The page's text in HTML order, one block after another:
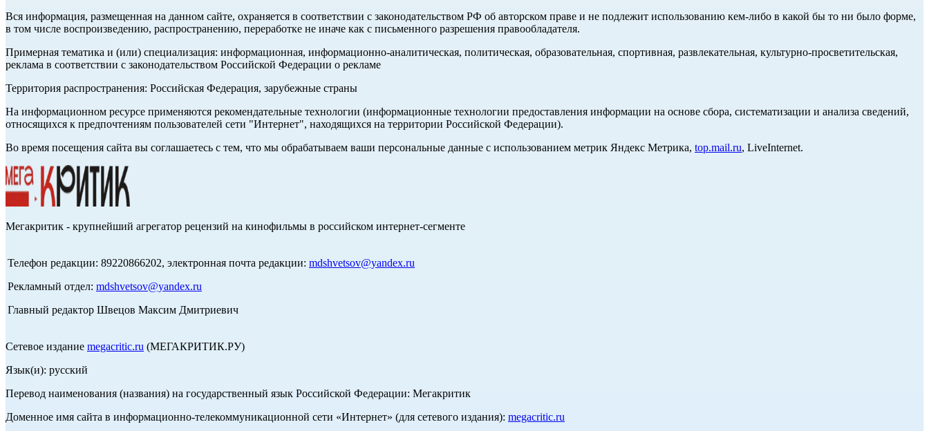
Вся информация, размещенная на данном сайте, охраняется в соответствии с законодательством РФ об авторском праве и не подлежит использованию кем-либо в какой бы то ни было форме,
в том числе воспроизведению, распространению, переработке не иначе как с письменного разрешения правообладателя.
Примерная тематика и (или) специализация: информационная, информационно-аналитическая, политическая, образовательная, спортивная, развлекательная, культурно-просветительская,
реклама в соответствии с законодательством Российской Федерации о рекламе
Территория распространения: Российская Федерация, зарубежные страны
На информационном ресурсе применяются рекомендательные технологии (информационные технологии предоставления информации на основе сбора, систематизации и анализа сведений,
относящихся к предпочтениям пользователей сети "Интернет", находящихся на территории Российской Федерации).
Во время посещения сайта вы соглашаетесь с тем, что мы обрабатываем ваши персональные данные с использованием метрик Яндекс Метрика, top.mail.ru, LiveInternet.
Мегакритик - крупнейший агрегатор рецензий на кинофильмы в российском интернет-сегменте
Телефон редакции: 89220866202, электронная почта редакции: mdshvetsov@yandex.ru
Рекламный отдел: mdshvetsov@yandex.ru
Главный редактор Швецов Максим Дмитриевич
Сетевое издание megacritic.ru (МЕГАКРИТИК.РУ)
Язык(и): русский
Перевод наименования (названия) на государственный язык Российской Федерации: Мегакритик
Доменное имя сайта в информационно-телекоммуникационной сети «Интернет» (для сетевого издания): megacritic.ru